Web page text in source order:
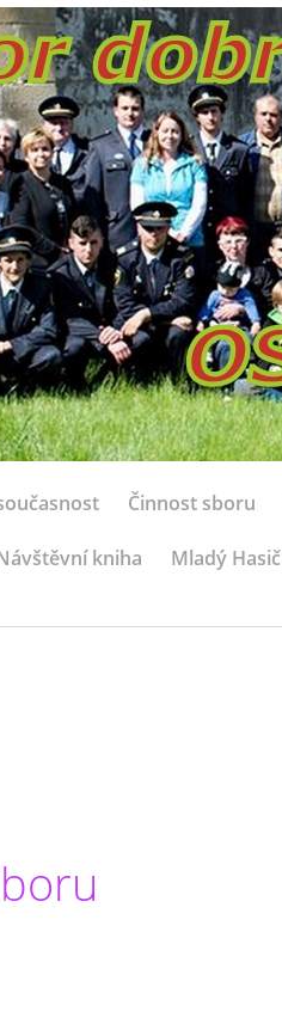
Činnost sboru
kniha Mladý Hasič